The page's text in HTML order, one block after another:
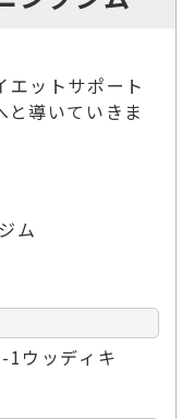
エットサポート
導いていきま
ム
1ウッディキ